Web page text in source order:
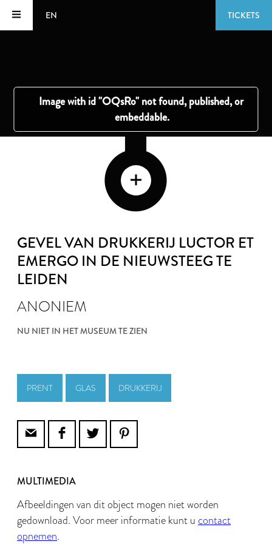
EN TICKETS
GEVEL VAN DRUKKERIJ LUCTOR ET
EMERGO IN DE NIEUWSTEEG TE
LEIDEN
ANONIEM
NU NIET IN HET MUSEUM TE ZIEN
PRENT GLAS DRUKKERIJ
MULTIMEDIA
Afbeeldingen van dit object mogen niet worden
gedownload. Voor meer informatie kunt u contact
opnemen.